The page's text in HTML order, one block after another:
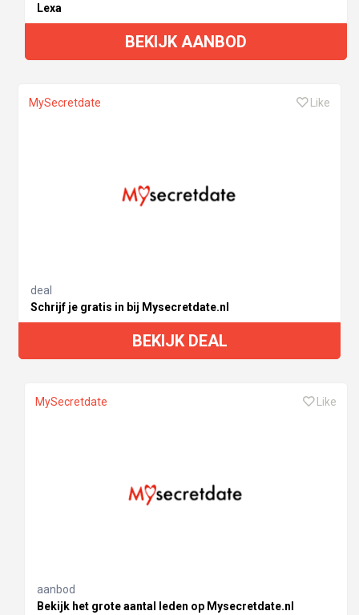
Lexa
BEKIJK AANBOD
MySecretdate Like
deal
Schrijf je gratis in bij Mysecretdate.nl
BEKIJK DEAL
MySecretdate Like
aanbod
Bekijk het grote aantal leden op Mysecretdate.nl